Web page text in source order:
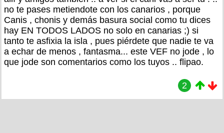
no te pases metiendote con los canarios , porque
Canis , chonis y demás basura social como tu dices
hay EN TODOS LADOS no solo en canarias ;) si
tanto te asfixia la isla , pues piérdete que nadie te va
a echar de menos , fantasma... este VEF no jode , lo
que jode son comentarios como los tuyos .. flipao.
2